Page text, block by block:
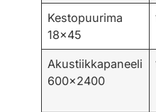
Kestopuurima
18×45
Akustiikkapaneeli
600×2400